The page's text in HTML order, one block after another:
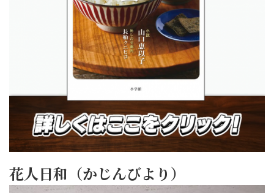
花人日和（かじんびより）